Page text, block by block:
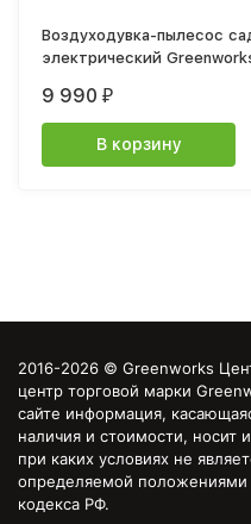
Воздуходувка-пылесос
электрический
9 990 ₽
В корзину
2016-2026 © Greenworks
центр торговой марки
сайте информация,
наличия и стоимости, носит
при каких условиях не
определяемой положениями
кодекса РФ.